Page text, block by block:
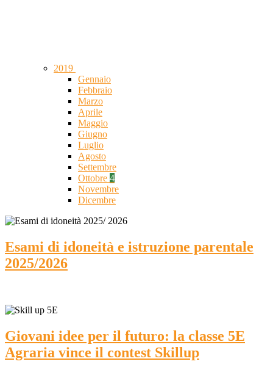
2019
Gennaio
Febbraio
Marzo
Aprile
Maggio
Giugno
Luglio
Agosto
Settembre
Ottobre 4
Novembre
Dicembre
Esami di idoneità e istruzione parentale
2025/2026
Giovani idee per il futuro: la classe 5E
Agraria vince il contest Skillup